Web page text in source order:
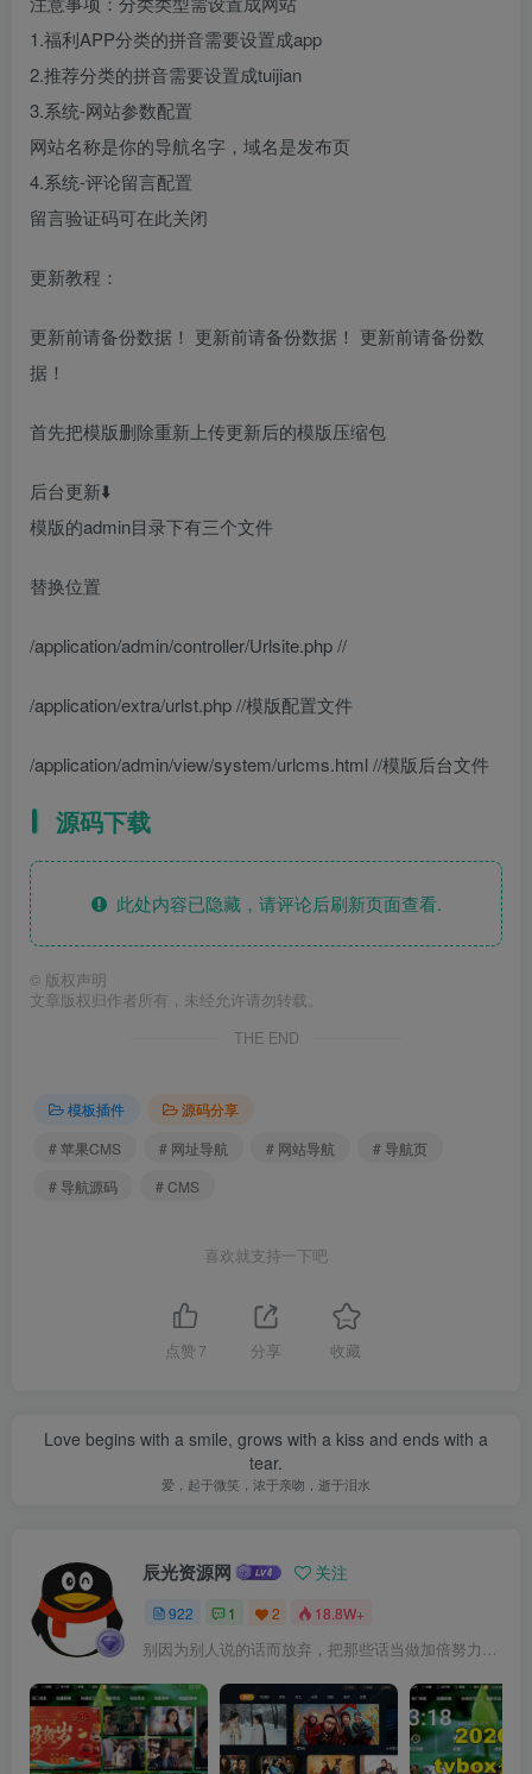
1.福利APP分类的拼音需要设置成app
2.推荐分类的拼音需要设置成tuijian
3.系统-网站参数配置
网站名称是你的导航名字，域名是发布页
4.系统-评论留言配置
留言验证码可在此关闭
更新教程：
更新前请备份数据！ 更新前请备份数据！ 更新前请备份数
据！
首先把模版删除重新上传更新后的模版压缩包
后台更新⬇️
模版的admin目录下有三个文件
替换位置
/application/admin/controller/Urlsite.php //
/application/extra/urlst.php //模版配置文件
/application/admin/view/system/urlcms.html //模版后台文件
源码下载
此处内容已隐藏，请评论后刷新页面查看.
© 版权声明
文章版权归作者所有，未经允许请勿转载。
THE END
模板插件
源码分享
# 苹果CMS
# 网址导航 # 网站导航
# 导航页
# 导航源码
# CMS
喜欢就支持一下吧
点赞 7 分享 收藏
Love begins with a smile, grows with a kiss and ends with a
tear.
爱，起于微笑，浓于亲吻，逝于泪水
辰光资源网 关注
922 1 2 18.8W+
别因为别人说的话而放弃，把那些话当做加倍努力的动力